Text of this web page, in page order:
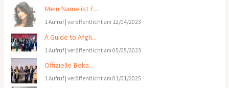
Mein Name ist F...
1 Aufruf|veröffentlicht am 12/04/2023
A Guide to Afgh...
1 Aufruf|veröffentlicht am 05/05/2023
Offizielle Beka...
1 Aufruf|veröffentlicht am 01/01/2025